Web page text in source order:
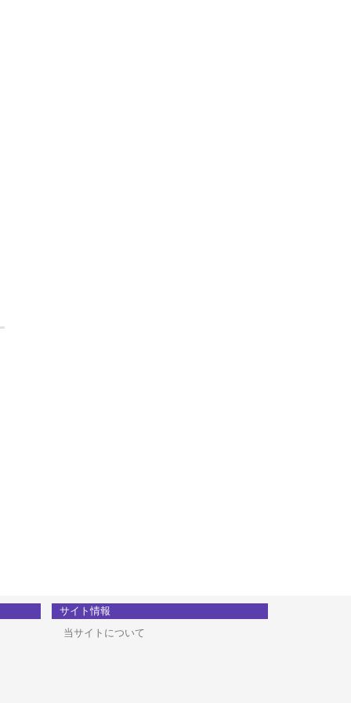
サイト情報
当サイトについて